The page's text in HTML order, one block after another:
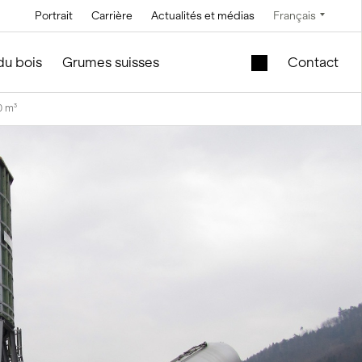
Portrait Carrière Actualités et médias Français
Service et entretien
En construction de silos et
Technique
Technique à
Technique de
convoyage
Technique de
commande
Technique de
mesure et pesage
Offres spéciales
Cuve de levage
bois Grumes suisses Contact
m³